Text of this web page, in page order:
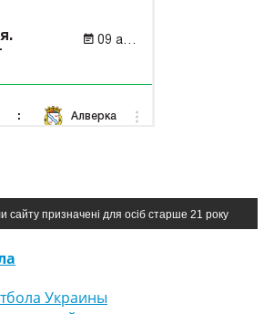
сайту призначені для осіб старше 21 року
Украины